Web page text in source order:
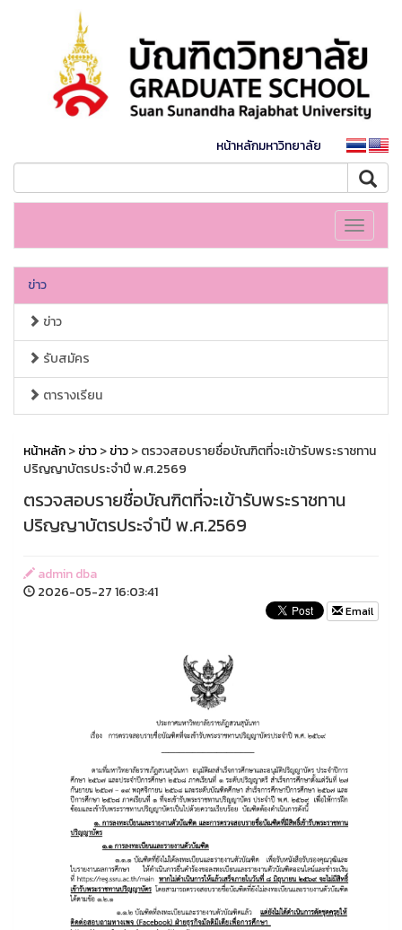
หน้าหลักมหาวิทยาลัย
Toggle
ข่าว
ข่าว
รับสมัคร
ตารางเรียน
หน้าหลัก>ข่าว>ข่าว> ตรวจสอบรายชื่อบัณฑิตที่จะเข้ารับพระราชทาน
ปริญญาบัตรประจำปี พ.ศ.2569
ตรวจสอบรายชื่อบัณฑิตที่จะเข้ารับพระราชทาน
ปริญญาบัตรประจำปี พ.ศ.2569
admin dba
2026-05-27 16:03:41
Email